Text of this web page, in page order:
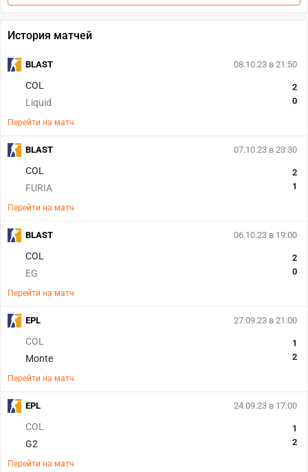
История матчей
08.10.23 в 21:50
COL
Liquid
2
0
Перейти на матч
BLAST
07.10.23 в 23:30
COL
FURIA
2
1
Перейти на матч
BLAST
06.10.23 в 19:00
COL
EG
2
0
Перейти на матч
BLAST
27.09.23 в 21:00
COL
Monte
1
2
Перейти на матч
EPL
24.09.23 в 17:00
COL
G2
1
2
Перейти на матч
EPL